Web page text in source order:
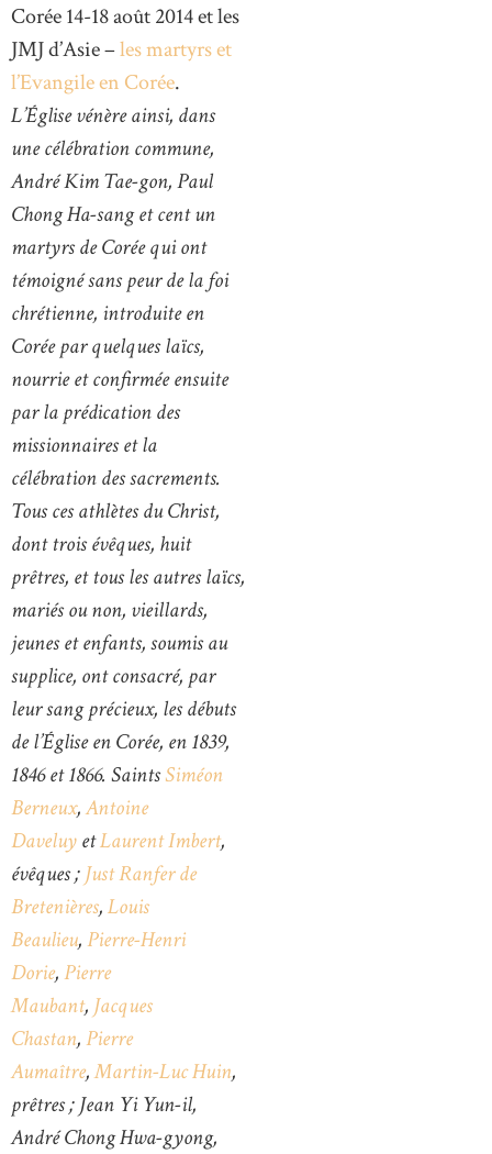
Corée 14-18 août 2014 et les
JMJ d’Asie –les martyrs et
l’Evangile en Corée.
L’Église vénère ainsi, dans
une célébration commune,
André Kim Tae-gon, Paul
Chong Ha-sang et cent un
martyrs de Corée qui ont
témoigné sans peur de la foi
chrétienne, introduite en
Corée par quelques laïcs,
nourrie et confirmée ensuite
par la prédication des
missionnaires et la
célébration des sacrements.
Tous ces athlètes du Christ,
dont trois évêques, huit
prêtres, et tous les autres laïcs,
mariés ou non, vieillards,
jeunes et enfants, soumis au
supplice, ont consacré, par
leur sang précieux, les débuts
de l’Église en Corée, en 1839,
1846 et 1866. SaintsSiméon
Berneux,Antoine
DaveluyetLaurent Imbert,
évêques ;Just Ranfer de
Bretenières,Louis
Beaulieu,Pierre-Henri
Dorie,Pierre
Maubant, Jacques
Chastan,Pierre
Aumaître,Martin-Luc Huin,
prêtres ; Jean Yi Yun-il,
André Chong Hwa-gyong,